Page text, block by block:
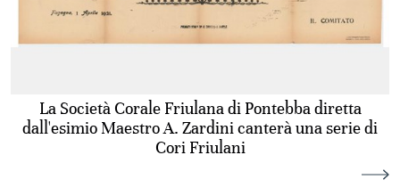
La Società Corale Friulana di Pontebba diretta
dall'esimio Maestro A. Zardini canterà una serie di
Cori Friulani